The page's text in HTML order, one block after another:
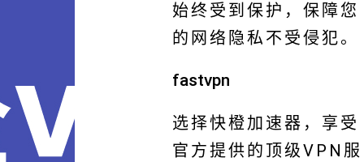
始终受到保护，保障您
的网络隐私不受侵犯。
fastvpn
选择快橙加速器，享受
官方提供的顶级VPN服